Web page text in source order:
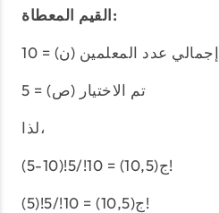
القيم المعطاة:
إجمالي عدد المعلمين (ن) = 10
تم الاختيار (ص) = 5
لذا،
ج(10,5) = 10!/5!(10-5)!
ج(10,5) = 10!/5!(5)!